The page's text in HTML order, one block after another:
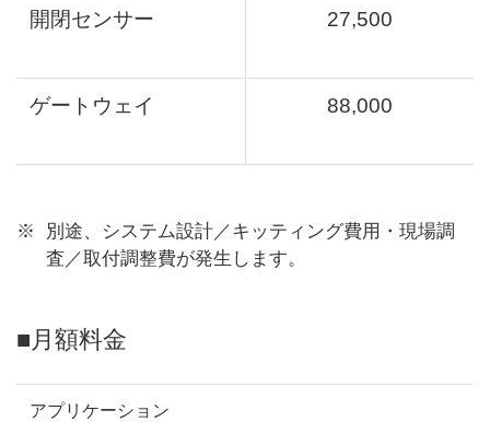
開閉センサー 27,500
ゲートウェイ 88,000
別途、システム設計／キッティング費用・現場調
査／取付調整費が発生します。
■月額料金
アプリケーション